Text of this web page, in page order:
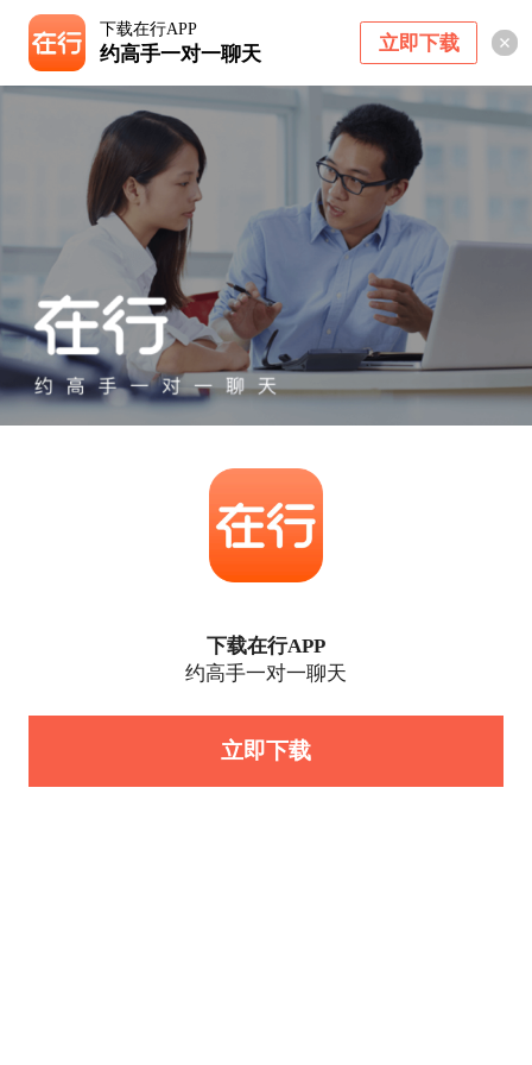
下载在行APP
约高手一对一聊天 立即下载
下载在行APP
约高手一对一聊天
立即下载